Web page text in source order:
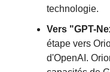
technologie.
Vers "GPT-
étape vers
d'OpenAI.